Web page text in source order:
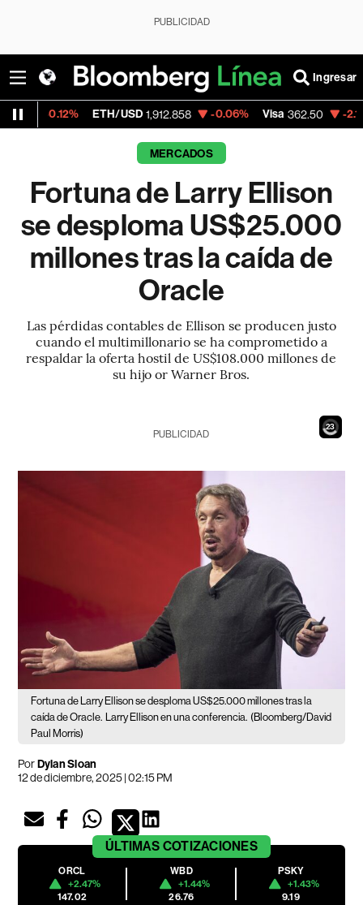
PUBLICIDAD
Ingresar
ETH/USD 1,912.858 -0.06% Visa 362.50 -2.15%
MERCADOS
Fortuna de Larry Ellison
se desploma US$25.000
millones tras la caída de
Oracle
Las pérdidas contables de Ellison se producen justo
cuando el multimillonario se ha comprometido a
respaldar la oferta hostil de US$108.000 millones de
su hijo or Warner Bros.
21
PUBLICIDAD
Fortuna de Larry Ellison se desploma US$25.000 millones tras la
caída de Oracle.
Larry Ellison en una conferencia. (Bloomberg/David
Paul Morris)
PorDylan Sloan
12 de diciembre, 2025 | 02:15 PM
ÚLTIMAS COTIZACIONES
ORCL
+2.47%
147.02
WBD
+1.44%
26.76
PSKY
+1.43%
9.19